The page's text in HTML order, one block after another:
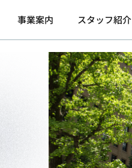
事業案内 スタッフ紹介